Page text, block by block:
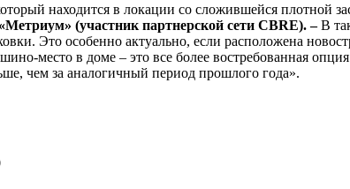
находится в локации со сложившейся плотной
(участник партнерской сети CBRE). –В
Это особенно актуально, если расположена
место в доме – это все более востребованная
чем за аналогичный период прошлого года».